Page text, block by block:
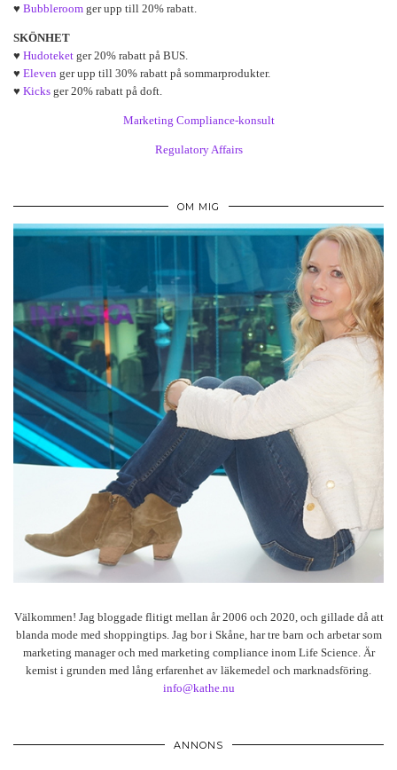
♥ Bubbleroom ger upp till 20% rabatt.
SKÖNHET
♥ Hudoteket ger 20% rabatt på BUS.
♥ Eleven ger upp till 30% rabatt på sommarprodukter.
♥ Kicks ger 20% rabatt på doft.
Marketing Compliance-konsult
Regulatory Affairs
OM MIG
Välkommen! Jag bloggade flitigt mellan år 2006 och 2020, och gillade då att
blanda mode med shoppingtips. Jag bor i Skåne, har tre barn och arbetar som
marketing manager och med marketing compliance inom Life Science. Är
kemist i grunden med lång erfarenhet av läkemedel och marknadsföring.
info@kathe.nu
ANNONS